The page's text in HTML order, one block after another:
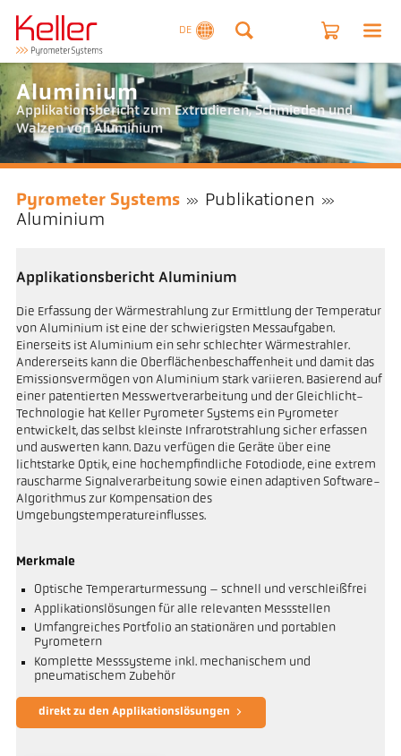
DE
Aluminium
Applikationsbericht zum Extrudieren, Schmieden und
Walzen von Aluminium
Pyrometer Systems
Publikationen
Aluminium
Applikationsbericht Aluminium
Die Erfassung der Wärmestrahlung zur Ermittlung der Temperatur
von Aluminium ist eine der schwierigsten Messaufgaben.
Einerseits ist Aluminium ein sehr schlechter Wärmestrahler.
Andererseits kann die Oberflächenbeschaffenheit und damit das
Emissionsvermögen von Aluminium stark variieren. Basierend auf
einer patentierten Messwertverarbeitung und der Gleichlicht-
Technologie hat Keller Pyrometer Systems ein Pyrometer
entwickelt, das selbst kleinste Infrarotstrahlung sicher erfassen
und auswerten kann. Dazu verfügen die Geräte über eine
lichtstarke Optik, eine hochempfindliche Fotodiode, eine extrem
rauscharme Signalverarbeitung sowie einen adaptiven Software-
Algorithmus zur Kompensation des
Umgebungstemperatureinflusses.
Merkmale
Optische Temperarturmessung – schnell und verschleißfrei
Applikationslösungen für alle relevanten Messstellen
Umfangreiches Portfolio an stationären und portablen
Pyrometern
Komplette Messsysteme inkl. mechanischem und
pneumatischem Zubehör
direkt zu den Applikationslösungen